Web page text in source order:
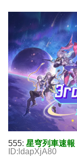
555: 星穹列車速報
ID:ldapXjA80